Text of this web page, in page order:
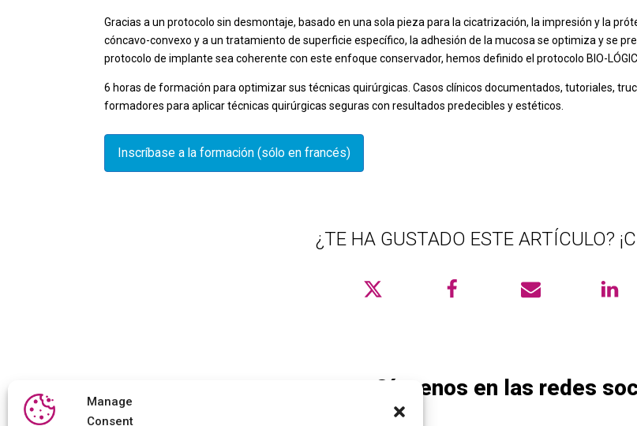
Manage
Consent
Gracias a un protocolo sin desmontaje, basado en una sola pieza para la cicatrización, la impresión y la
cóncavo-convexo y a un tratamiento de superficie específico, la adhesión de la mucosa se optimiza y se
protocolo de implante sea coherente con este enfoque conservador, hemos definido el protocolo BIO-
6 horas de formación para optimizar sus técnicas quirúrgicas. Casos clínicos documentados, tutoriales,
formadores para aplicar técnicas quirúrgicas seguras con resultados predecibles y estéticos.
Inscríbase a la formación (sólo en francés)
¿TE HA GUSTADO ESTE ARTÍCULO?
Síguenos en las redes